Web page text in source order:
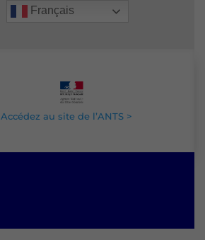
Accédez au site de l’ANTS >
Français